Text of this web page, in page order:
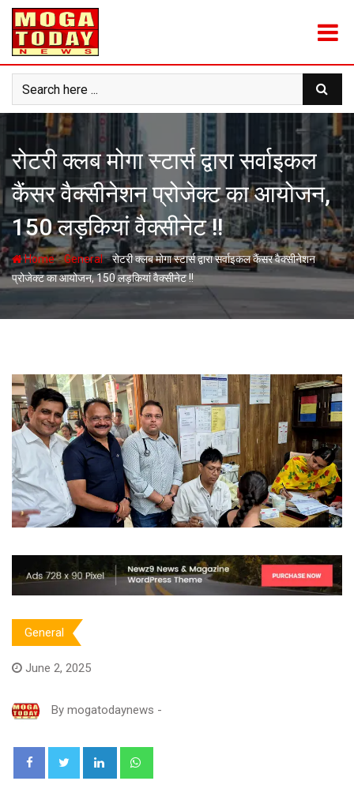
Skip
content
रोटरी क्लब मोगा स्टार्स द्वारा सर्वाइकल
कैंसर वैक्सीनेशन प्रोजेक्ट का आयोजन,
150 लड़कियां वैक्सीनेट !!
Home-General-रोटरी क्लब मोगा स्टार्स द्वारा सर्वाइकल कैंसर वैक्सीनेशन
प्रोजेक्ट का आयोजन, 150 लड़कियां वैक्सीनेट !!
General
June 2, 2025
By mogatodaynews -
LinkedIn